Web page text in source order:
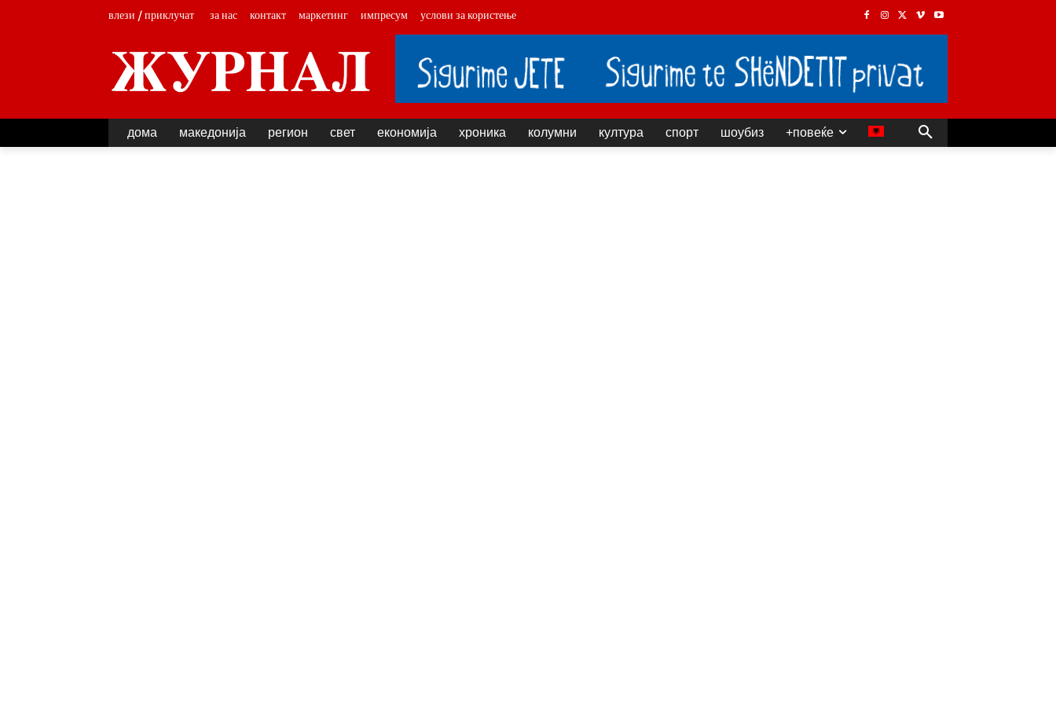
влези / приклучат за нас контакт маркетинг импресум услови за користење
дома македонија регион свет економија хроника колумни култура спорт шоубиз +повеќе